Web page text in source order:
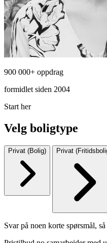
900 000+ oppdrag
formidlet siden 2004
Start her
Velg boligtype
Privat (Bolig) Privat
Svar på noen korte spørsmål,